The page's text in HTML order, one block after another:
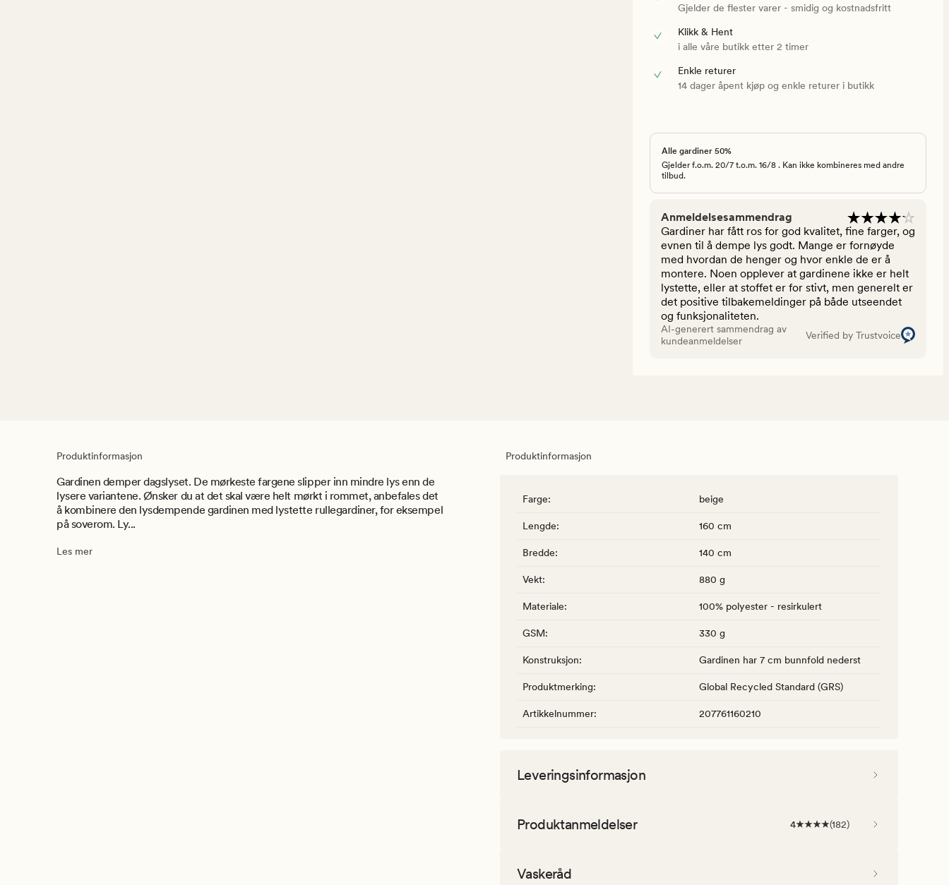
Gjelder de flester varer - smidig og kostnadsfritt
Klikk & Hent
i alle våre butikk etter 2 timer
Enkle returer
14 dager åpent kjøp og enkle returer i butikk
Alle gardiner 50%
Gjelder f.o.m. 20/7 t.o.m. 16/8 . Kan ikke kombineres med andre
tilbud.
Anmeldelsesammendrag
Gardiner har fått ros for god kvalitet, fine farger, og
evnen til å dempe lys godt. Mange er fornøyde
med hvordan de henger og hvor enkle de er å
montere. Noen opplever at gardinene ikke er helt
lystette, eller at stoffet er for stivt, men generelt er
det positive tilbakemeldinger på både utseendet
og funksjonaliteten.
AI-generert sammendrag av
kundeanmeldelser
Verified by Trustvoice
Produktinformasjon
Gardinen demper dagslyset. De mørkeste fargene slipper inn mindre lys enn de
lysere variantene. Ønsker du at det skal være helt mørkt i rommet, anbefales det
å kombinere den lysdempende gardinen med lystette rullegardiner, for eksempel
på soverom. Ly...
Les mer
Produktinformasjon
Farge: beige
Lengde: 160 cm
Bredde: 140 cm
Vekt: 880 g
Materiale: 100% polyester - resirkulert
GSM: 330 g
Konstruksjon: Gardinen har 7 cm bunnfold nederst
Produktmerking: Global Recycled Standard (GRS)
Artikkelnummer: 207761160210
Leveringsinformasjon
Produktanmeldelser 4 (182)
Vaskeråd